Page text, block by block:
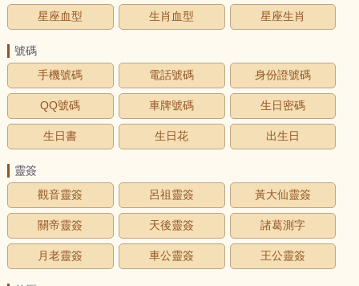
星座血型 生肖血型 星座生肖
號碼
手機號碼
電話號碼 身份證號碼
QQ號碼 車牌號碼 生日密碼
生日書 生日花 出生日
靈簽
觀音靈簽
呂祖靈簽 黃大仙靈簽
關帝靈簽 天後靈簽 諸葛測字
月老靈簽 車公靈簽 王公靈簽